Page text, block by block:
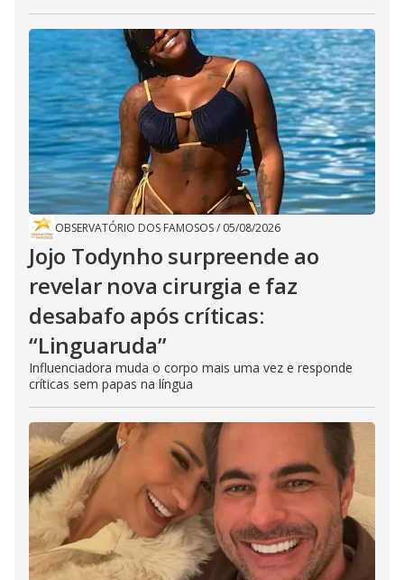
OBSERVATÓRIO DOS FAMOSOS/ 05/08/2026
Jojo Todynho surpreende ao
revelar nova cirurgia e faz
desabafo após críticas:
“Linguaruda”
Influenciadora muda o corpo mais uma vez e responde
críticas sem papas na língua